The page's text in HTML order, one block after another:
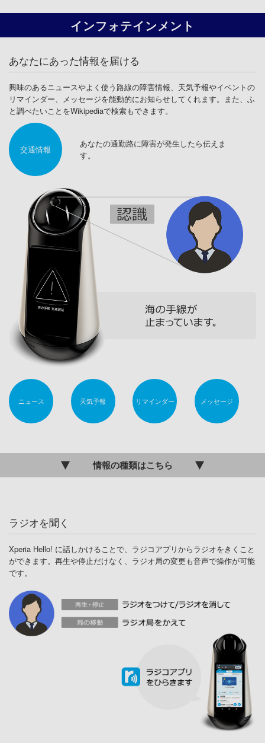
インフォテインメント
あなたにあった情報を届ける
興味のあるニュースやよく使う路線の障害情報、天気予報やイベントの
リマインダー、メッセージを能動的にお知らせしてくれます。また、ふ
と調べたいことをWikipediaで検索もできます。
交通情報
あなたの通勤路に障害が発生したら伝えま
す。
ニュース 天気予報 リマインダー メッセージ
情報の種類はこちら
ラジオを聞く
Xperia Hello! に話しかけることで、ラジコアプリからラジオをきくこと
ができます。再生や停止だけなく、ラジオ局の変更も音声で操作が可能
です。